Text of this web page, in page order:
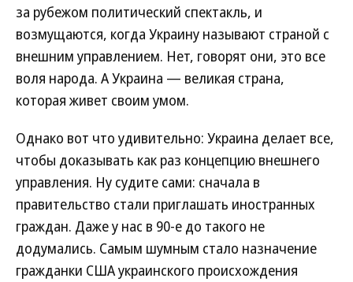
за рубежом политический спектакль, и
возмущаются, когда Украину называют страной с
внешним управлением. Нет, говорят они, это все
воля народа. А Украина — великая страна,
которая живет своим умом.
Однако вот что удивительно: Украина делает все,
чтобы доказывать как раз концепцию внешнего
управления. Ну судите сами: сначала в
правительство стали приглашать иностранных
граждан. Даже у нас в 90-е до такого не
додумались. Самым шумным стало назначение
гражданки США украинского происхождения